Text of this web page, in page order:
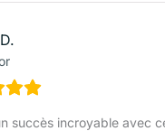
succès incroyable avec